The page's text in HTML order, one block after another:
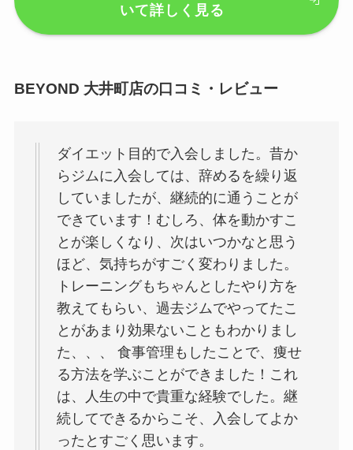
いて詳しく見る
BEYOND 大井町店の口コミ・レビュー
ダイエット目的で入会しました。昔か
らジムに入会しては、辞めるを繰り返
していましたが、継続的に通うことが
できています！むしろ、体を動かすこ
とが楽しくなり、次はいつかなと思う
ほど、気持ちがすごく変わりました。
トレーニングもちゃんとしたやり方を
教えてもらい、過去ジムでやってたこ
とがあまり効果ないこともわかりまし
た、、、 食事管理もしたことで、痩せ
る方法を学ぶことができました！これ
は、人生の中で貴重な経験でした。継
続してできるからこそ、入会してよか
ったとすごく思います。